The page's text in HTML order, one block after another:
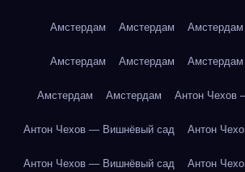
Амстердам Амстердам Амстердам
Амстердам Амстердам Амстердам
Амстердам Амстердам Антон Чехов
Антон Чехов — Вишнёвый сад Антон
Антон Чехов — Вишнёвый сад Антон